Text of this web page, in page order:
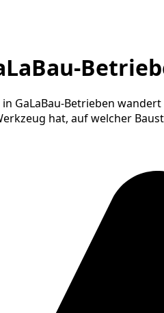
GaLaBau-Betrieben
hat, auf welcher